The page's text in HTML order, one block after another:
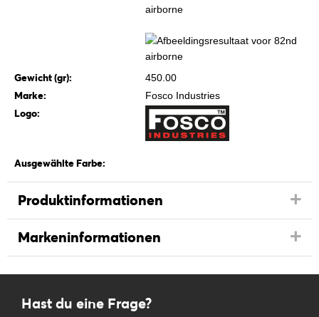
Gewicht (gr): 450.00
Marke: Fosco Industries
Logo:
Ausgewählte Farbe:
Produktinformationen
Markeninformationen
Hast du eine Frage?